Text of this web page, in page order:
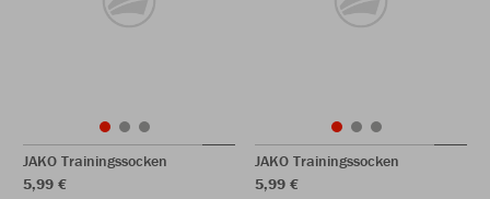
JAKO Trainingssocken
5,99 €
JAKO Trainingssocken
5,99 €